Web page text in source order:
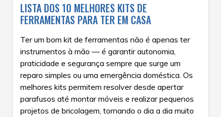
LISTA DOS 10 MELHORES KITS DE
FERRAMENTAS PARA TER EM CASA
Ter um bom kit de ferramentas não é apenas ter
instrumentos à mão — é garantir autonomia,
praticidade e segurança sempre que surge um
reparo simples ou uma emergência doméstica. Os
melhores kits permitem resolver desde apertar
parafusos até montar móveis e realizar pequenos
projetos de bricolagem, tornando o dia a dia muito